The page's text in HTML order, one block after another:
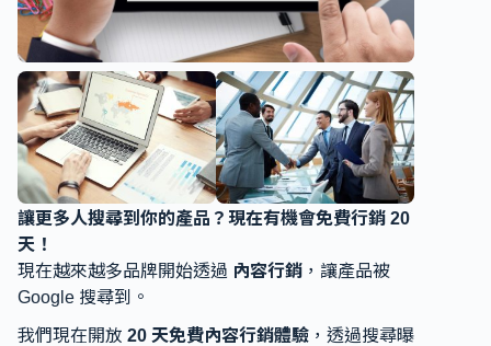
讓更多人搜尋到你的產品？現在有機會免費行銷 20
天！
現在越來越多品牌開始透過 內容行銷 ，讓產品被
Google 搜尋到。
我們現在開放 20 天免費內容行銷體驗 ，透過搜尋曝